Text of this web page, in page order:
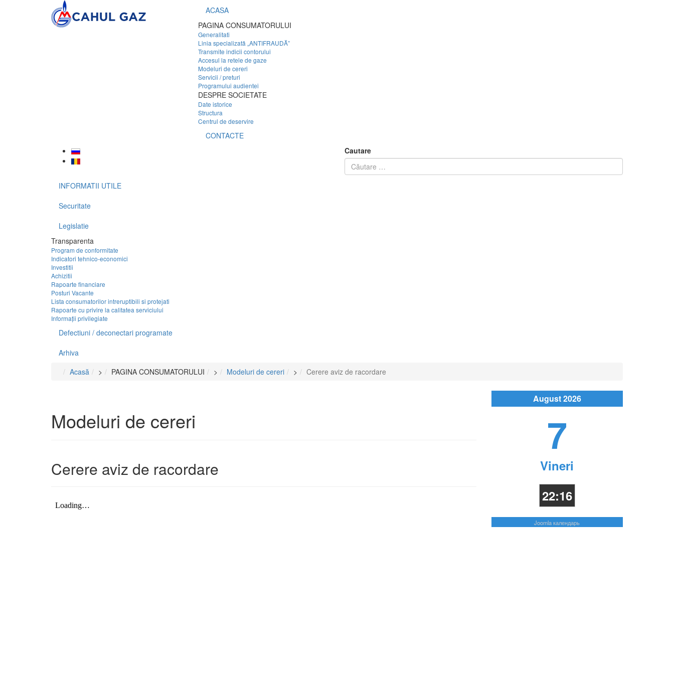
ACASA
PAGINA CONSUMATORULUI
Generalitati
Linia specializată „ANTIFRAUDĂ”
Transmite indicii contorului
Accesul la retele de gaze
Modeluri de cereri
Servicii / preturi
Programului audientei
DESPRE SOCIETATE
Date istorice
Structura
Centrul de deservire
CONTACTE
Cautare
INFORMATII UTILE
Securitate
Legislatie
Transparenta
Program de conformitate
Indicatori tehnico-economici
Investitii
Achizitii
Rapoarte financiare
Posturi Vacante
Lista consumatorilor intreruptibili si protejati
Rapoarte cu privire la calitatea serviciului
Informații privilegiate
Defectiuni / deconectari programate
Arhiva
Acasă
> PAGINA CONSUMATORULUI > Modeluri de cereri > Cerere aviz de racordare
Modeluri de cereri
Cerere aviz de racordare
August 2026
7
Vineri
22:16
Joomla календарь